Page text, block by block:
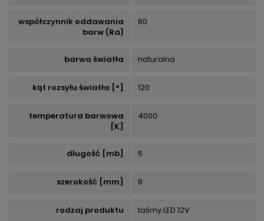
współczynnik oddawania
barw (Ra)
80
barwa światła naturalna
kąt rozsyłu światła [°] 120
temperatura barwowa
[K]
4000
długość [mb] 5
szerokość [mm] 8
rodzaj produktu taśmy LED 12V